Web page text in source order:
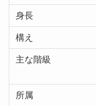
身長
構え
主な階級
所属